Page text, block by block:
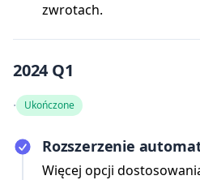
zwrotach.
2024 Q1
· Ukończone
Rozszerzenie
Więcej opcji